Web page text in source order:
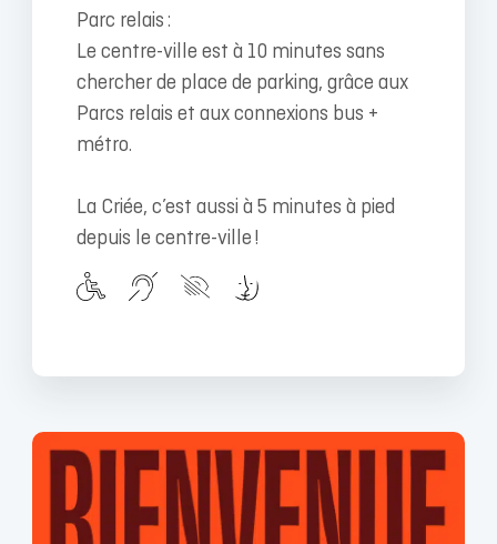
Parc relais :
Le centre-ville est à 10 minutes sans
chercher de place de parking, grâce aux
Parcs relais et aux connexions bus +
métro.
La Criée, c’est aussi à 5 minutes à pied
depuis le centre-ville !